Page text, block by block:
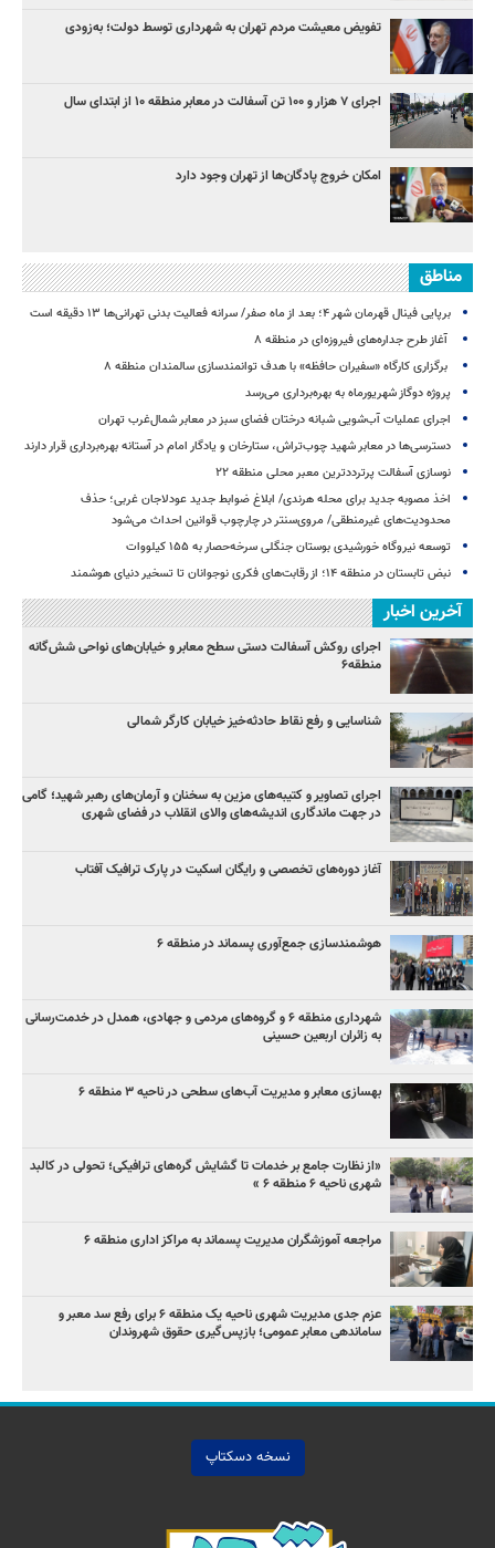
تفویض معیشت مردم تهران به شهرداری توسط دولت؛ به‌زودی
اجرای ۷ هزار و ۱۰۰ تن آسفالت در معابر منطقه ۱۰ از ابتدای سال
امکان خروج پادگان‌ها از تهران وجود دارد
مناطق
برپایی فینال قهرمان شهر ۴؛ بعد از ماه صفر/ سرانه فعالیت بدنی تهرانی‌ها ۱۳ دقیقه است
آغاز طرح جداره‌های فیروزه‌ای در منطقه ۸
برگزاری کارگاه «سفیران حافظه» با هدف توانمندسازی سالمندان منطقه ۸
پروژه دوگاز شهریورماه به بهره‌برداری می‌رسد
اجرای عملیات آب‌شویی شبانه درختان فضای سبز در معابر شمال‌غرب تهران
دسترسی‌ها در معابر شهید چوب‌تراش، ستارخان و یادگار امام در آستانه بهره‌برداری قرار دارند
نوسازی آسفالت پرترددترین معبر محلی منطقه ۲۲
اخذ مصوبه جدید برای محله هرندی/ ابلاغ ضوابط جدید عودلاجان غربی؛ حذف
محدودیت‌های غیرمنطقی/ مروی‌سنتر در چارچوب قوانین احداث می‌شود
توسعه نیروگاه خورشیدی بوستان جنگلی سرخه‌حصار به ۱۵۵ کیلووات
نبض تابستان در منطقه ۱۴؛ از رقابت‌های فکری نوجوانان تا تسخیر دنیای هوشمند
آخرین اخبار
اجرای روکش آسفالت دستی سطح معابر و خیابان‌های نواحی شش‌گانه
منطقه۶
شناسایی و رفع نقاط حادثه‌خیز خیابان کارگر شمالی
اجرای تصاویر و کتیبه‌های مزین به سخنان و آرمان‌های رهبر شهید؛ گامی
در جهت ماندگاری اندیشه‌های والای انقلاب در فضای شهری
آغاز دوره‌های تخصصی و رایگان اسکیت در پارک ترافیک آفتاب
هوشمندسازی جمع‌آوری پسماند در منطقه ۶
شهرداری منطقه ۶ و گروه‌های مردمی و جهادی، همدل در خدمت‌رسانی
به زائران اربعین حسینی
بهسازی معابر و مدیریت آب‌های سطحی در ناحیه ۳ منطقه ۶
«از نظارت جامع بر خدمات تا گشایش گره‌های ترافیکی؛ تحولی در کالبد
شهری ناحیه ۶ منطقه ۶ »
مراجعه آموزشگران مدیریت پسماند به مراکز اداری منطقه ۶
عزم جدی مدیریت شهری ناحیه یک منطقه ۶ برای رفع سد معبر و
ساماندهی معابر عمومی؛ بازپس‌گیری حقوق شهروندان
نسخه دسکتاپ